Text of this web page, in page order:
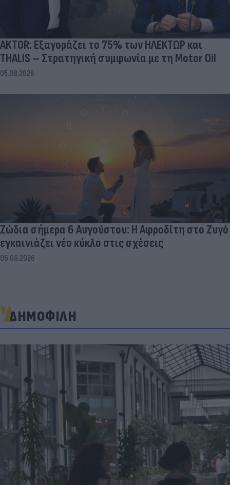
AKTOR: Εξαγοράζει το 75% των ΗΛΕΚΤΩΡ και
THALIS – Στρατηγική συμφωνία με τη Motor Oil
05.08.2026
Ζώδια σήμερα 6 Αυγούστου: Η Αφροδίτη στο Ζυγό
εγκαινιάζει νέο κύκλο στις σχέσεις
06.08.2026
ΔΗΜΟΦΙΛΗ